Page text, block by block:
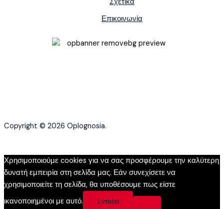
Επικοινωνία
Copyright © 2026 Oplognosia.
Χρησιμοποιούμε cookies για να σας προσφέρουμε την καλύτερη
δυνατή εμπειρία στη σελίδα μας. Εάν συνεχίσετε να
χρησιμοποιείτε τη σελίδα, θα υποθέσουμε πως είστε
ικανοποιημένοι με αυτό.
Εντάξει